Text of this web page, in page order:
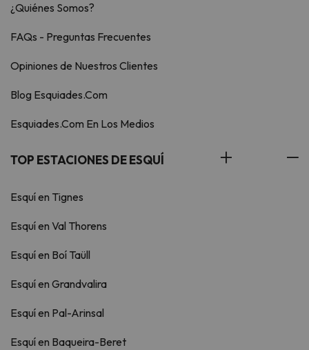
¿Quiénes Somos?
FAQs - Preguntas Frecuentes
Opiniones de Nuestros Clientes
Blog Esquiades.Com
Esquiades.Com En Los Medios
TOP ESTACIONES DE ESQUÍ
Esquí en Tignes
Esquí en Val Thorens
Esquí en Boí Taüll
Esquí en Grandvalira
Esquí en Pal-Arinsal
Esquí en Baqueira-Beret